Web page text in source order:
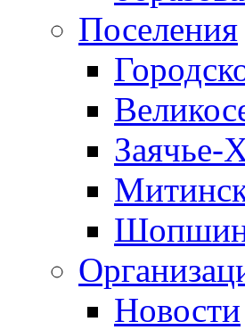
Поселения
Заячье-
Новости